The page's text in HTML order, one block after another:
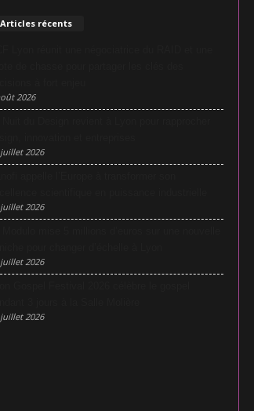
Articles récents
2026
2026
2026
2026
2026